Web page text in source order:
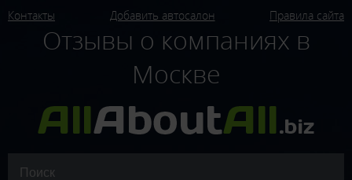
Контакты Добавить автосалон Правила сайта
Отзывы о компаниях в
Москве